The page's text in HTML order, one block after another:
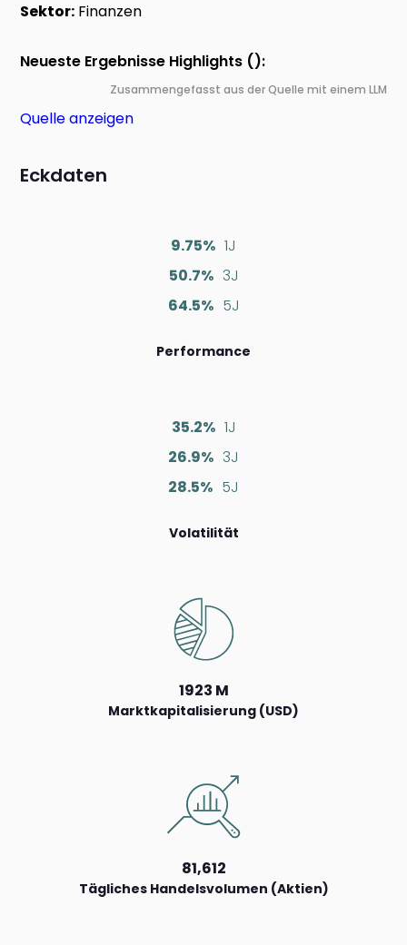
Sektor: Finanzen
Neueste Ergebnisse Highlights ():
Zusammengefasst aus der Quelle mit einem LLM
Quelle anzeigen
Eckdaten
9.75% 1J
50.7% 3J
64.5% 5J
Performance
35.2% 1J
26.9% 3J
28.5% 5J
Volatilität
1923 M
Marktkapitalisierung (USD)
81,612
Tägliches Handelsvolumen (Aktien)